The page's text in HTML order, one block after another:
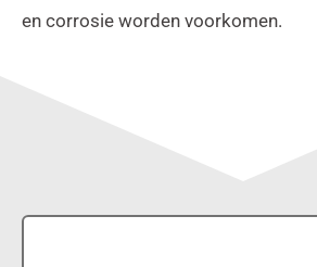
en corrosie worden voorkomen.